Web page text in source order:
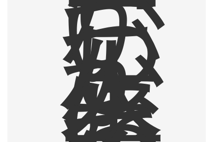
、
い
つ
し
か
人
生
に